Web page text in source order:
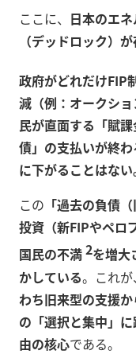
ここに、 日本のエ
（デッドロック）
政府がどれだけFIP
減（例：オークシ
民が直面する「賦
債」の支払いが終
に下がることはない
この 「過去の負債
投資（新FIPやペロ
国民の不満2を増大
かしている。これ
わち旧来型の支援
の「選択と集中」
由の核心である。